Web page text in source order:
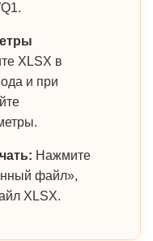
XLSX в
и при
Нажмите
файл»,
XLSX.